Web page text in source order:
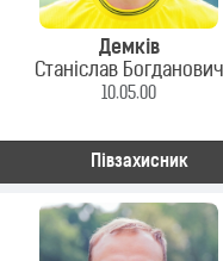
Демків
Станіслав Богданович
10.05.00
Півзахисник